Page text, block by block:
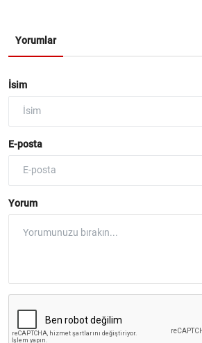
Yorumlar
İsim
E-posta
Yorum